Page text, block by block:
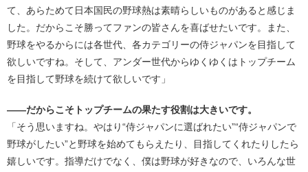
て、あらためて日本国民の野球熱は素晴らしいものがあると感じま
した。だからこそ勝ってファンの皆さんを喜ばせたいです。また、
野球をやるからには各世代、各カテゴリーの侍ジャパンを目指して
欲しいですね。そして、アンダー世代からゆくゆくはトップチーム
を目指して野球を続けて欲しいです」
――だからこそトップチームの果たす役割は大きいです。
「そう思いますね。やはり“侍ジャパンに選ばれたい”“侍ジャパンで
野球がしたい”と野球を始めてもらえたり、目指してくれたりしたら
嬉しいです。指導だけでなく、僕は野球が好きなので、いろんな世